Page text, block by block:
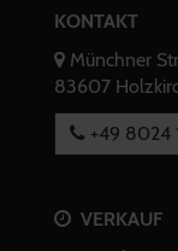
KONTAKT
Münchner
83607
+49 8024
VERKAUF